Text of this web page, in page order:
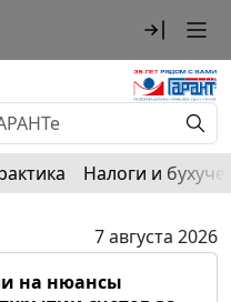
Налоги и
7 августа 2026
на нюансы